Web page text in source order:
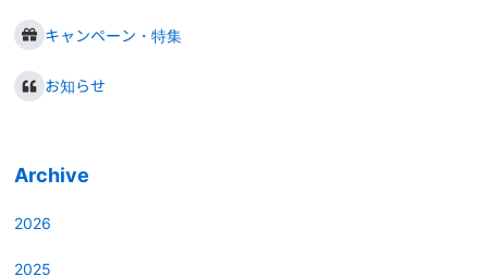
キャンペーン・特集
お知らせ
Archive
2026
2025